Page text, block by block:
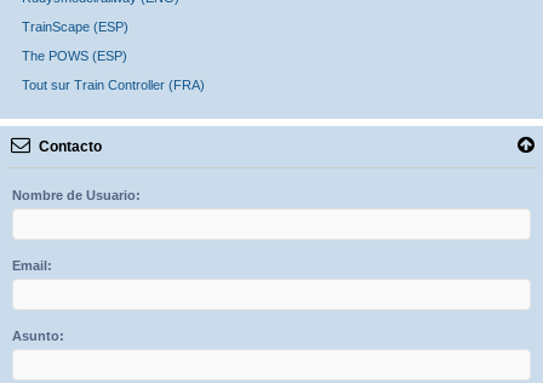
TrainScape (ESP)
The POWS (ESP)
Tout sur Train Controller (FRA)
Contacto
Nombre de Usuario:
Email:
Asunto: